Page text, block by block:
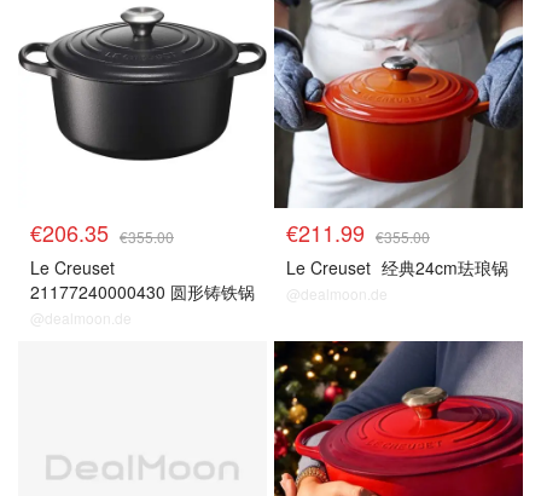
€206.35 €355.00
Le Creuset
21177240000430 圆形铸铁锅
24cm 黑色
@dealmoon.de
€211.99 €355.00
Le Creuset 经典24cm珐琅锅
@dealmoon.de